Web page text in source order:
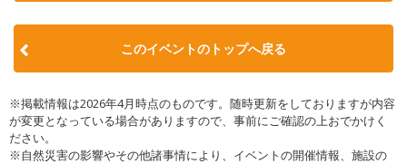
このイベントのトップへ戻る
※掲載情報は2026年4月時点のものです。随時更新をしておりますが内容
が変更となっている場合がありますので、事前にご確認の上おでかけく
ださい。
※自然災害の影響やその他諸事情により、イベントの開催情報、施設の